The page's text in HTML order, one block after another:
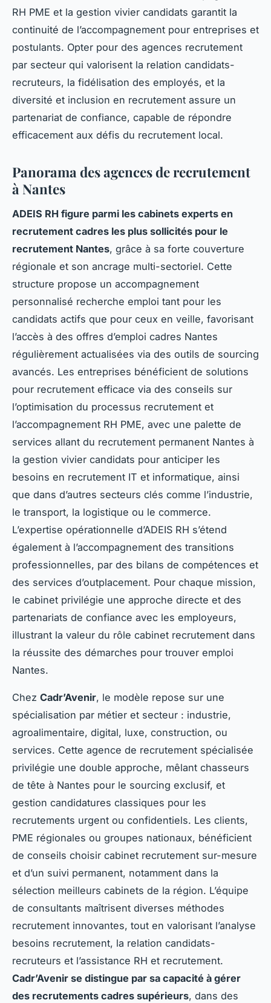
RH PME et la gestion vivier candidats garantit la
continuité de l’accompagnement pour entreprises et
postulants. Opter pour des agences recrutement
par secteur qui valorisent la relation candidats-
recruteurs, la fidélisation des employés, et la
diversité et inclusion en recrutement assure un
partenariat de confiance, capable de répondre
efficacement aux défis du recrutement local.
Panorama des agences de recrutement
à Nantes
ADEIS RH figure parmi les cabinets experts en
recrutement cadres les plus sollicités pour le
recrutement Nantes, grâce à sa forte couverture
régionale et son ancrage multi-sectoriel. Cette
structure propose un accompagnement
personnalisé recherche emploi tant pour les
candidats actifs que pour ceux en veille, favorisant
l’accès à des offres d’emploi cadres Nantes
régulièrement actualisées via des outils de sourcing
avancés. Les entreprises bénéficient de solutions
pour recrutement efficace via des conseils sur
l’optimisation du processus recrutement et
l’accompagnement RH PME, avec une palette de
services allant du recrutement permanent Nantes à
la gestion vivier candidats pour anticiper les
besoins en recrutement IT et informatique, ainsi
que dans d’autres secteurs clés comme l’industrie,
le transport, la logistique ou le commerce.
L’expertise opérationnelle d’ADEIS RH s’étend
également à l’accompagnement des transitions
professionnelles, par des bilans de compétences et
des services d’outplacement. Pour chaque mission,
le cabinet privilégie une approche directe et des
partenariats de confiance avec les employeurs,
illustrant la valeur du rôle cabinet recrutement dans
la réussite des démarches pour trouver emploi
Nantes.
Chez Cadr’Avenir, le modèle repose sur une
spécialisation par métier et secteur : industrie,
agroalimentaire, digital, luxe, construction, ou
services. Cette agence de recrutement spécialisée
privilégie une double approche, mêlant chasseurs
de tête à Nantes pour le sourcing exclusif, et
gestion candidatures classiques pour les
recrutements urgent ou confidentiels. Les clients,
PME régionales ou groupes nationaux, bénéficient
de conseils choisir cabinet recrutement sur-mesure
et d’un suivi permanent, notamment dans la
sélection meilleurs cabinets de la région. L’équipe
de consultants maîtrisent diverses méthodes
recrutement innovantes, tout en valorisant l’analyse
besoins recrutement, la relation candidats-
recruteurs et l’assistance RH et recrutement.
Cadr’Avenir se distingue par sa capacité à gérer
des recrutements cadres supérieurs, dans des